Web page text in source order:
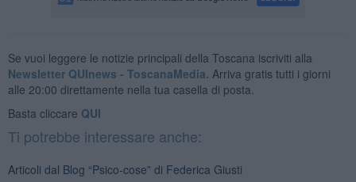
Se vuoi leggere le notizie principali della Toscana iscriviti alla
Newsletter QUInews - ToscanaMedia. Arriva gratis tutti i giorni
alle 20:00 direttamente nella tua casella di posta.
Basta cliccare QUI
Ti potrebbe interessare anche:
Articoli dal Blog “Psico-cose” di Federica Giusti